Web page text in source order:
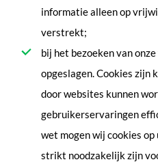
informatie alleen op
verstrekt;
bij het bezoeken van
opgeslagen. Cookies zijn
door websites kunnen
gebruikerservaringen
wet mogen wij cookies
strikt noodzakelijk zijn